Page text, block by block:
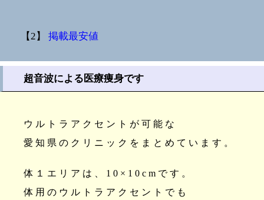
【2】 掲載最安値
超音波による医療痩身です
ウルトラアクセントが可能な
愛知県のクリニックをまとめています。
体１エリアは、10×10cmです。
体用のウルトラアクセントでも